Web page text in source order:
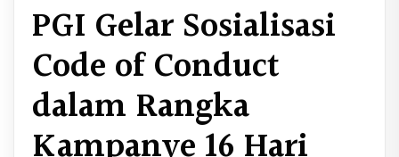
PGI Gelar Sosialisasi
Code of Conduct
dalam Rangka